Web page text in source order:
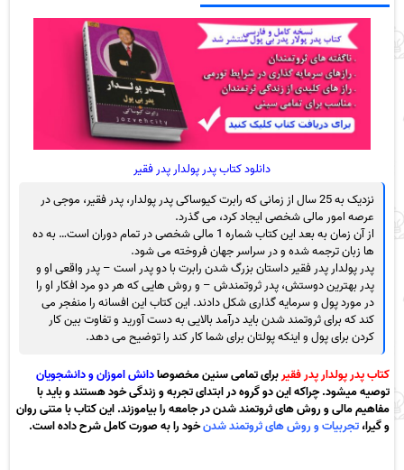
دانلود کتاب پدر پولدار پدر فقیر
نزدیک به 25 سال از زمانی که رابرت کیوساکی پدر پولدار، پدر فقیر، موجی در
عرصه امور مالی شخصی ایجاد کرد، می گذرد.
از آن زمان به بعد این کتاب شماره 1 مالی شخصی در تمام دوران است… به ده
ها زبان ترجمه شده و در سراسر جهان فروخته می شود.
پدر پولدار پدر فقیر داستان بزرگ شدن رابرت با دو پدر است – پدر واقعی او و
پدر بهترین دوستش، پدر ثروتمندش – و روش هایی که هر دو مرد افکار او را
در مورد پول و سرمایه گذاری شکل دادند. این کتاب این افسانه را منفجر می
کند که برای ثروتمند شدن باید درآمد بالایی به دست آورید و تفاوت بین کار
کردن برای پول و اینکه پولتان برای شما کار کند را توضیح می دهد.
کتاب پدر پولدار پدر فقیربرای تمامی سنین مخصوصادانش اموزان و دانشجویان
توصیه میشود. چراکه این دو گروه در ابتدای تجربه و زندگی خود هستند و باید با
مفاهیم مالی و روش های ثروتمند شدن در جامعه را بیاموزند. این کتاب با متنی روان
و گیرا،تجربیات و روش های ثروتمند شدنخود را به صورت کامل شرح داده است.